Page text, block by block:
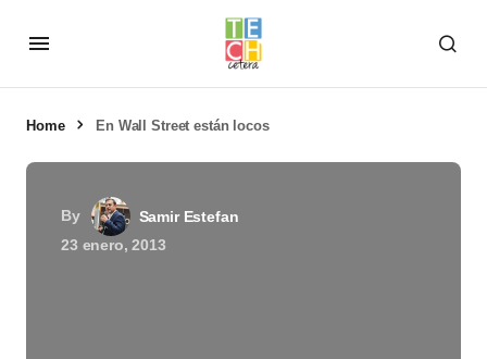
Home En Wall Street están locos
By
Samir Estefan
23 enero, 2013